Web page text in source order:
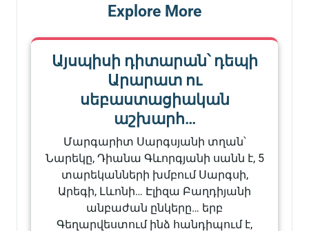
Explore More
Այսպիսի դիտարան՝ դեպի
Արարատ ու
սեբաստացիական
աշխարհ…
Մարգարիտ Սարգսյանի տղան՝
Նարեկը, Դիանա Գևորգյանի սանն է, 5
տարեկանների խմբում Սարգսի,
Արեգի, Լևոնի… Էլիզա Բաղդիյանի
անբաժան ընկերը… երբ
Գեղարվեստում ինձ հանդիպում է,